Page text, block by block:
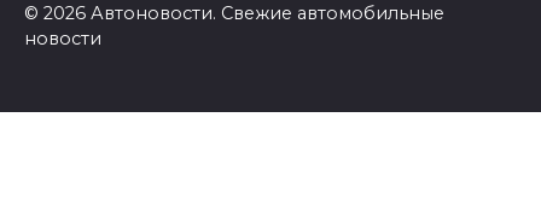
© 2026 Автоновости. Свежие автомобильные
новости